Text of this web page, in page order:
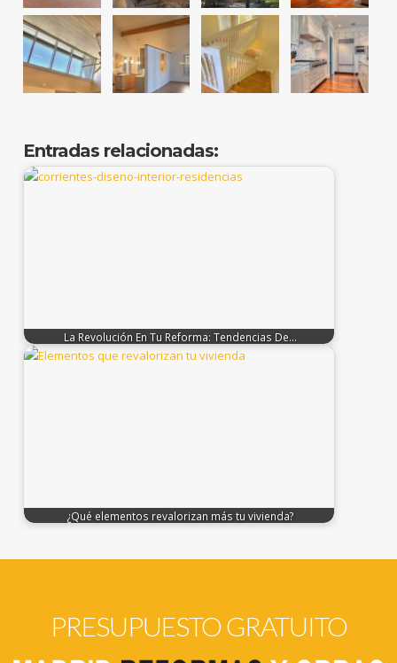
Entradas relacionadas:
La Revolución En Tu Reforma: Tendencias De…
¿Qué elementos revalorizan más tu vivienda?
PRESUPUESTO GRATUITO